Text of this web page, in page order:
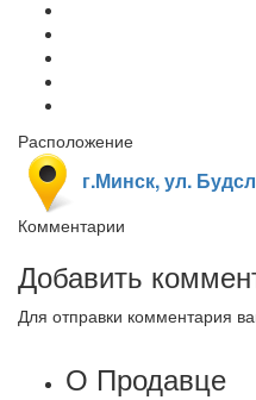
Расположение
г.Минск, ул.
Комментарии
Добавить
Для отправки комментария
О Продавце